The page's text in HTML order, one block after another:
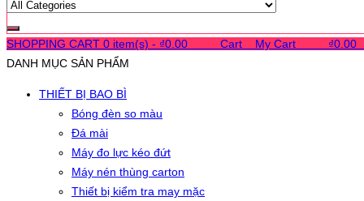
SHOPPING CART 0 item(s) - ₫0.00 Cart My Cart ₫0.00
DANH MỤC SẢN PHẨM
THIẾT BỊ BAO BÌ
Bóng đèn so màu
Đá mài
Máy đo lực kéo đứt
Máy nén thùng carton
Thiết bị kiểm tra may mặc